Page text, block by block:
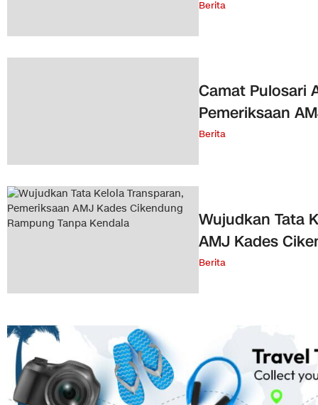
Berita
Camat Pulosari
Pemeriksaan
Berita
Wujudkan Tata
AMJ Kades
Berita